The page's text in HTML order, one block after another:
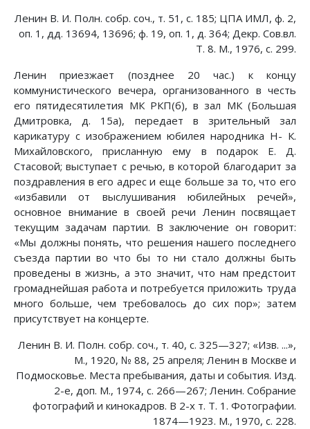
Ленин В. И. Полн. собр. соч., т. 51, с. 185; ЦПА ИМЛ, ф. 2,
оп. 1, дд. 13694, 13696; ф. 19, оп. 1, д. 364; Декр. Сов.вл.
Т. 8. М., 1976, с. 299.
Ленин приезжает (позднее 20 час.) к концу
коммунистического вечера, организованного в честь
его пятидесятилетия МК РКП(б), в зал МК (Большая
Дмитровка, д. 15а), передает в зрительный зал
карикатуру с изображением юбилея народника Н- К.
Михайловского, присланную ему в подарок Е. Д.
Стасовой; выступает с речью, в которой благодарит за
поздравления в его адрес и еще больше за то, что его
«избавили от выслушивания юбилейных речей»,
основное внимание в своей речи Ленин посвящает
текущим задачам партии. В заключение он говорит:
«Мы должны понять, что решения нашего последнего
съезда партии во что бы то ни стало должны быть
проведены в жизнь, а это значит, что нам предстоит
громаднейшая работа и потребуется приложить труда
много больше, чем требовалось до сих пор»; затем
присутствует на концерте.
Ленин В. И. Полн. собр. соч., т. 40, с. 325—327; «Изв. ...»,
М., 1920, № 88, 25 апреля; Ленин в Москве и
Подмосковье. Места пребывания, даты и события. Изд.
2-е, доп. М., 1974, с. 266—267; Ленин. Собрание
фотографий и кинокадров. В 2-х т. Т. 1. Фотографии.
1874—1923. М., 1970, с. 228.